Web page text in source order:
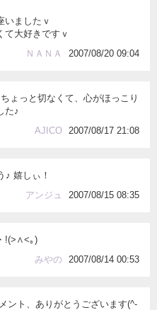
いましたｖ
て大好きですｖ
ＮＡＮＡ
2007/08/20 09:04
ょっと切なくて、心がほっこり
た♪
AJICO
2007/08/17 21:08
♪ 嬉しぃ！
アンジュ
2007/08/15 08:35
!(>∧<｡)
みやの
2007/08/14 00:53
ント、ありがとうございます(^-